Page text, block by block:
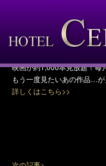
の新
映画が約1,000本見放題！毎
もう一度見たいあの作品…が
詳しくはこちら>>